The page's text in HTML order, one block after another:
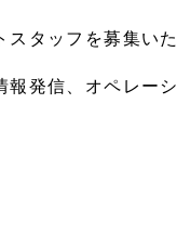
タッフを募集いた
発信、オペレー